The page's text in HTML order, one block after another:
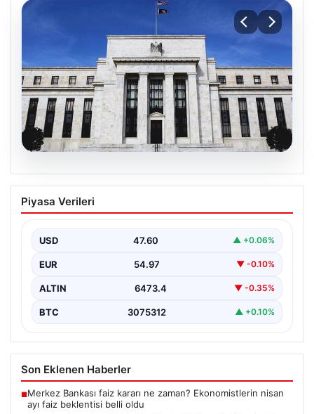
Fed faizi sabit tuttu
{“title”: “ABD Merkez Bankası Faiz Oranını Sabit
Piyasa Verileri
USD 47.60 ▲ +0.06%
EUR 54.97 ▼ -0.10%
ALTIN 6473.4 ▼ -0.35%
BTC 3075312 ▲ +0.10%
Son Eklenen Haberler
■Merkez Bankası faiz kararı ne zaman? Ekonomistlerin nisan
ayı faiz beklentisi belli oldu